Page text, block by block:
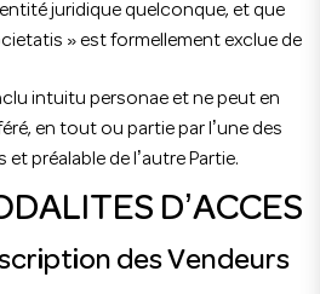
juridique quelconque, et que
» est formellement exclue de
intuitu personae et ne peut en
en tout ou partie par l ’une des
préalable de l ’autre Partie.
D’ACCES
des Vendeurs